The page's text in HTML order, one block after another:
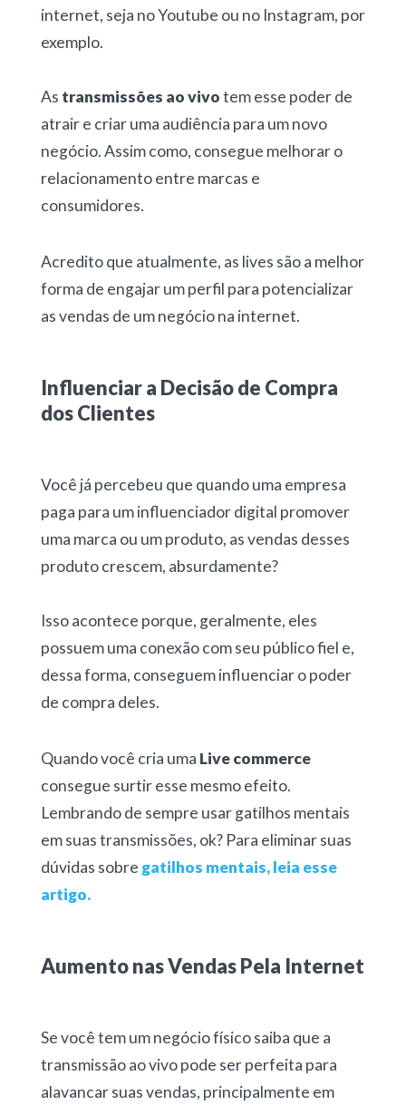
internet, seja no Youtube ou no Instagram, por
exemplo.
As transmissões ao vivotem esse poder de
atrair e criar uma audiência para um novo
negócio. Assim como, consegue melhorar o
relacionamento entre marcas e
consumidores.
Acredito que atualmente, as lives são a melhor
forma de engajar um perfil para potencializar
as vendas de um negócio na internet.
Influenciar a Decisão de Compra
dos Clientes
Você já percebeu que quando uma empresa
paga para um influenciador digital promover
uma marca ou um produto, as vendas desses
produto crescem, absurdamente?
Isso acontece porque, geralmente, eles
possuem uma conexão com seu público fiel e,
dessa forma, conseguem influenciar o poder
de compra deles.
Quando você cria uma Live commerce
consegue surtir esse mesmo efeito.
Lembrando de sempre usar gatilhos mentais
em suas transmissões, ok? Para eliminar suas
dúvidas sobre gatilhos mentais, leia esse
artigo.
Aumento nas Vendas Pela Internet
Se você tem um negócio físico saiba que a
transmissão ao vivo pode ser perfeita para
alavancar suas vendas, principalmente em